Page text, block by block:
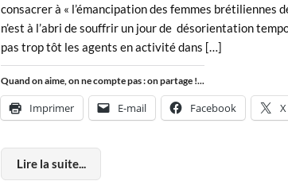
consacrer à « l’émancipation des femmes brétiliennes
n’est à l’abri de souffrir un jour de désorientation
pas trop tôt les agents en activité dans […]
Quand on aime, on ne compte pas : on partage !...
Imprimer E-mail Facebook X
Lire la suite...